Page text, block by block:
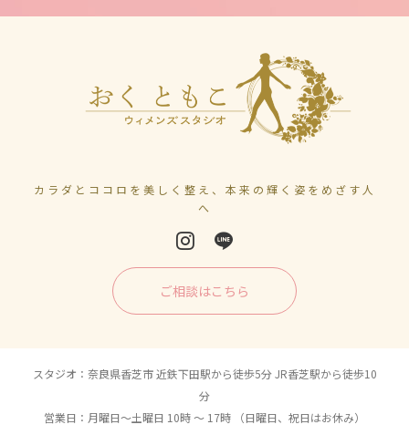
カラダとココロを美しく整え、本来の輝く姿をめざす人
へ
ご相談はこちら
スタジオ：奈良県香芝市 近鉄下田駅から徒歩5分 JR香芝駅から徒歩10
分
営業日：月曜日〜土曜日 10時 〜 17時 （日曜日、祝日はお休み）